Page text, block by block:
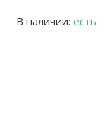
В наличии: есть